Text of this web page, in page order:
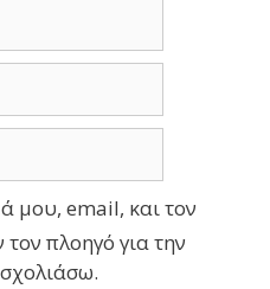
μου, email, και τον
πλοηγό για την